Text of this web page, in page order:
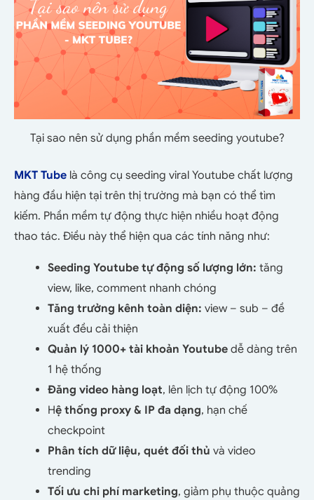
Tại sao nên sử dụng phần mềm seeding youtube?
MKT Tube là công cụ seeding viral Youtube chất lượng
hàng đầu hiện tại trên thị trường mà bạn có thể tìm
kiếm. Phần mềm tự động thực hiện nhiều hoạt động
thao tác. Điều này thể hiện qua các tính năng như:
Seeding Youtube tự động số lượng lớn: tăng
view, like, comment nhanh chóng
Tăng trưởng kênh toàn diện: view – sub – đề
xuất đều cải thiện
Quản lý 1000+ tài khoản Youtube dễ dàng trên
1 hệ thống
Đăng video hàng loạt, lên lịch tự động 100%
Hệ thống proxy & IP đa dạng, hạn chế
checkpoint
Phân tích dữ liệu, quét đối thủ và video
trending
Tối ưu chi phí marketing, giảm phụ thuộc quảng